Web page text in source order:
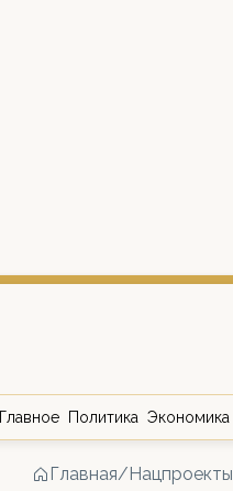
Главное Политика Экономика
Главная/Нацпроекты